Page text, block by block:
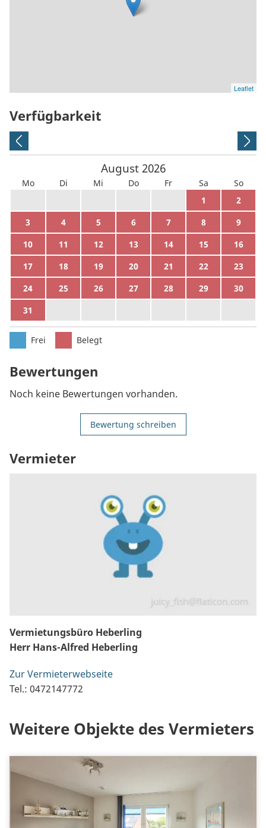
Leaflet
Verfügbarkeit
August 2026
Mo Di Mi Do Fr Sa
So
1
2
3
4 5 6 7 8
9
10
11 12 13 14 15
16
17
18 19 20 21 22
23
24
25 26 27 28 29
30
31
Frei Belegt
Bewertungen
Noch keine Bewertungen vorhanden.
Bewertung schreiben
Vermieter
Vermietungsbüro Heberling
Herr Hans-Alfred Heberling
Zur Vermieterwebseite
Tel.: 0472147772
Weitere Objekte des Vermieters